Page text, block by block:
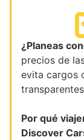
¿Planeas
precios de
evita cargos
Por qué
Discover